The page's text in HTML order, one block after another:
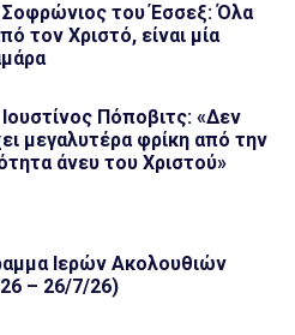
Σοφρώνιος του Έσσεξ: Όλα
τον Χριστό, είναι μία
Πόποβιτς: «Δεν
μεγαλυτέρα φρίκη από την
άνευ του Χριστού»
Ιερών Ακολουθιών
– 26/7/26)